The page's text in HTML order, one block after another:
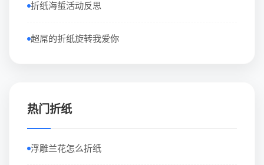
折纸海蜇活动反思
超屌的折纸旋转我爱你
热门折纸
浮雕兰花怎么折纸